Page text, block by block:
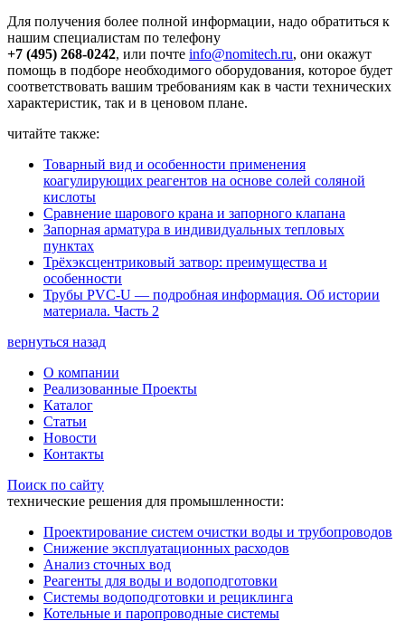
Для получения более полной информации, надо обратиться к
нашим специалистам по телефону
+7 (495) 268-0242, или почте info@nomitech.ru, они окажут
помощь в подборе необходимого оборудования, которое будет
соответствовать вашим требованиям как в части технических
характеристик, так и в ценовом плане.
читайте также:
Товарный вид и особенности применения
коагулирующих реагентов на основе солей соляной
кислоты
Сравнение шарового крана и запорного клапана
Запорная арматура в индивидуальных тепловых
пунктах
Трёхэксцентриковый затвор: преимущества и
особенности
Трубы PVC-U — подробная информация. Об истории
материала. Часть 2
вернуться назад
О компании
Реализованные Проекты
Каталог
Статьи
Новости
Контакты
Поиск по сайту
технические решения для промышленности:
Проектирование систем очистки воды и трубопроводов
Снижение эксплуатационных расходов
Анализ сточных вод
Реагенты для воды и водоподготовки
Системы водоподготовки и рециклинга
Котельные и паропроводные системы